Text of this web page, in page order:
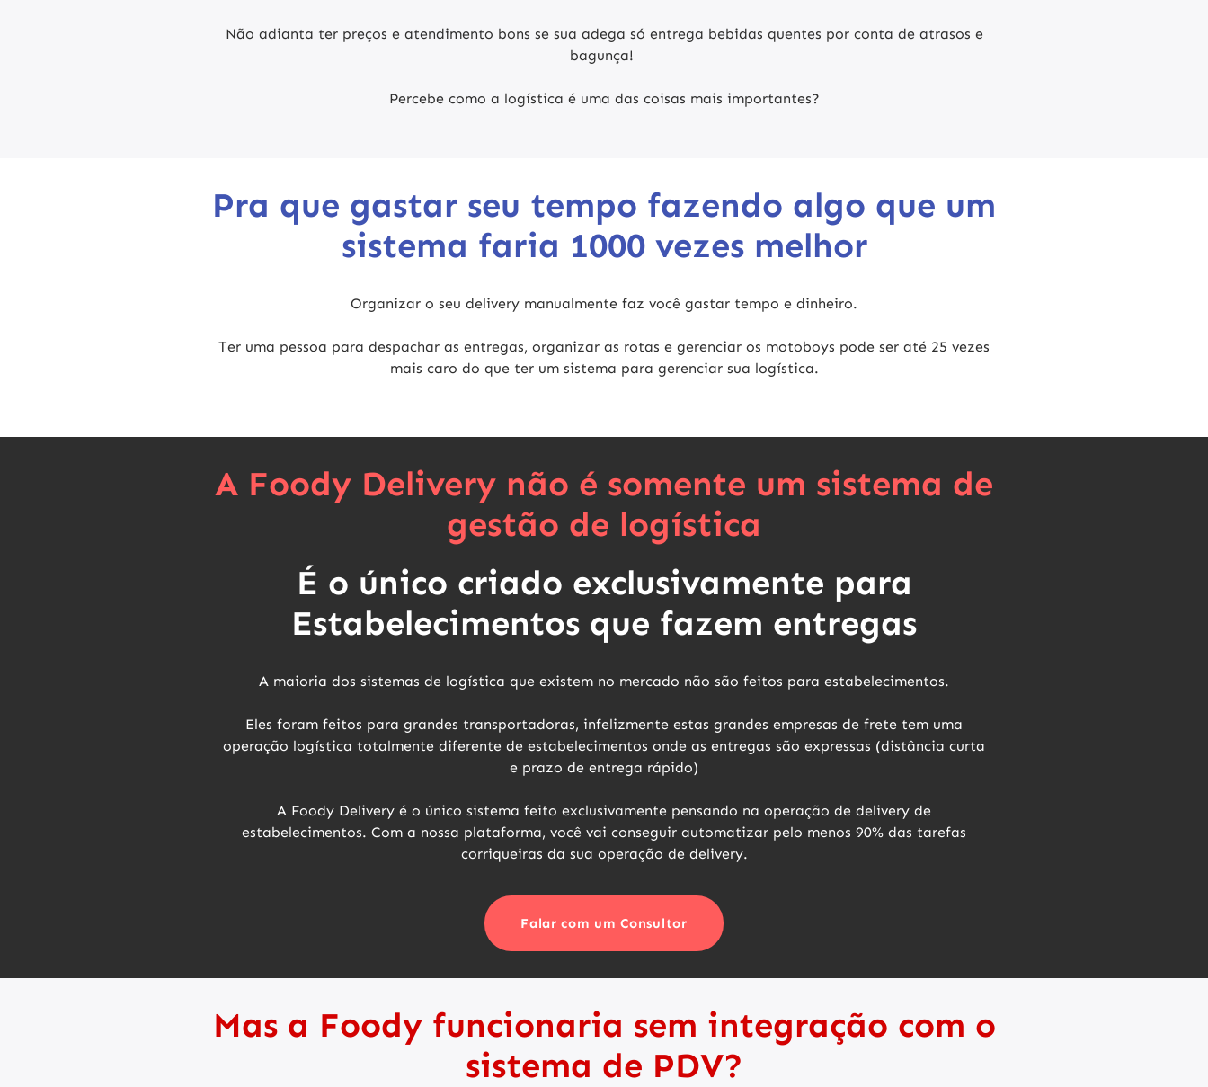
Não adianta ter preços e atendimento bons se sua adega só entrega bebidas quentes por conta de atrasos e
bagunça!
Percebe como a logística é uma das coisas mais importantes?
Pra que gastar seu tempo fazendo algo que um
sistema faria 1000 vezes melhor
Organizar o seu delivery manualmente faz você gastar tempo e dinheiro.
Ter uma pessoa para despachar as entregas, organizar as rotas e gerenciar os motoboys pode ser até 25 vezes
mais caro do que ter um sistema para gerenciar sua logística.
A Foody Delivery não é somente um sistema de
gestão de logística
É o único criado exclusivamente para
Estabelecimentos que fazem entregas
A maioria dos sistemas de logística que existem no mercado não são feitos para estabelecimentos.
Eles foram feitos para grandes transportadoras, infelizmente estas grandes empresas de frete tem uma
operação logística totalmente diferente de estabelecimentos onde as entregas são expressas (distância curta
e prazo de entrega rápido)
A Foody Delivery é o único sistema feito exclusivamente pensando na operação de delivery de
estabelecimentos. Com a nossa plataforma, você vai conseguir automatizar pelo menos 90% das tarefas
corriqueiras da sua operação de delivery.
Falar com um Consultor
Mas a Foody funcionaria sem integração com o
sistema de PDV?